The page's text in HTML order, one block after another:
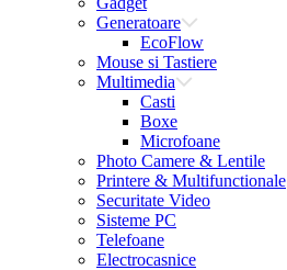
Generatoare
EcoFlow
Mouse si Tastiere
Multimedia
Casti
Boxe
Microfoane
Photo Camere & Lentile
Printere & Multifunctionale
Securitate Video
Sisteme PC
Telefoane
Electrocasnice